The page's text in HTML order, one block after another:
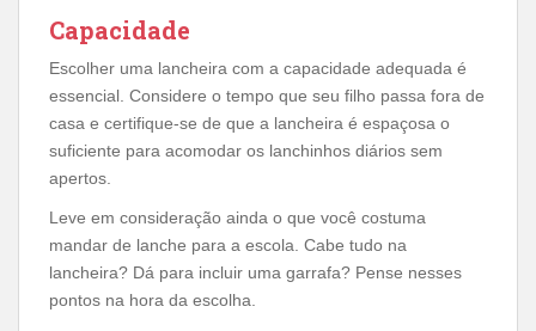
Capacidade
Escolher uma lancheira com a capacidade adequada é
essencial. Considere o tempo que seu filho passa fora de
casa e certifique-se de que a lancheira é espaçosa o
suficiente para acomodar os lanchinhos diários sem
apertos.
Leve em consideração ainda o que você costuma
mandar de lanche para a escola. Cabe tudo na
lancheira? Dá para incluir uma garrafa? Pense nesses
pontos na hora da escolha.